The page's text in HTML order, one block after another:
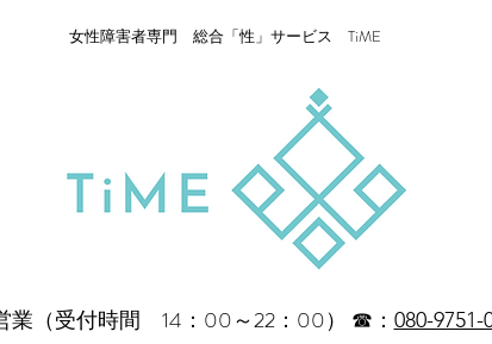
女性障害者専門 総合「性」サービス TiME
業（受付時間 14：00～22：00） ☎： 080-9751-